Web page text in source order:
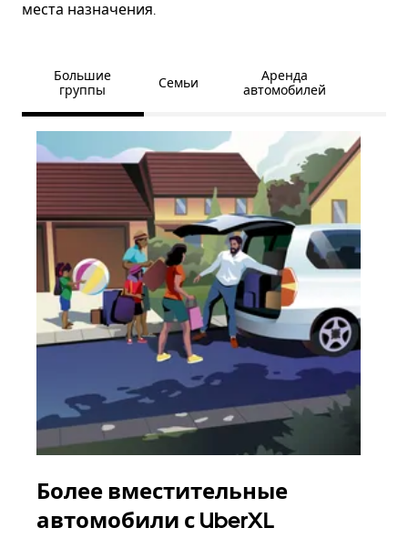
места назначения.
Большие
группы
Семьи
Аренда
автомобилей
Более вместительные
автомобили с UberXL